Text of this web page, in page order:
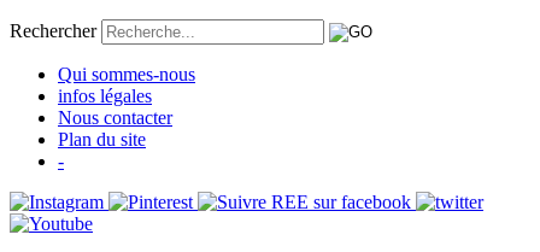
Rechercher
Qui sommes-nous
infos légales
Nous contacter
Plan du site
-